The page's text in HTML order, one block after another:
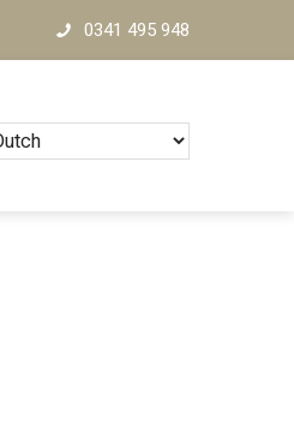
0341 495 948